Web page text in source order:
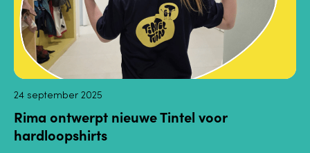
24 september 2025
Rima ontwerpt nieuwe Tintel voor
hardloopshirts